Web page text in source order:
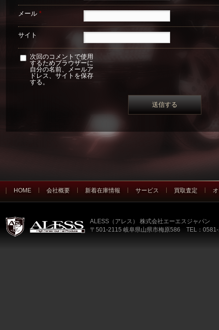
メール *
サイト
次回のコメントで使用
するためブラウザーに
自分の名前、メールア
ドレス、サイトを保存
する。
HOME 会社概要 新着在庫情報 サービス 買取査定
ALESS（アレス） 株式会社エーエスジャパン
〒501-2115 岐阜県山県市梅原586 TEL：